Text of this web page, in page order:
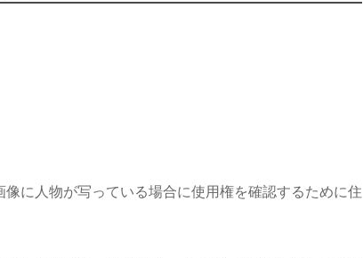
に人物が写っている場合に使用権を確認するために住